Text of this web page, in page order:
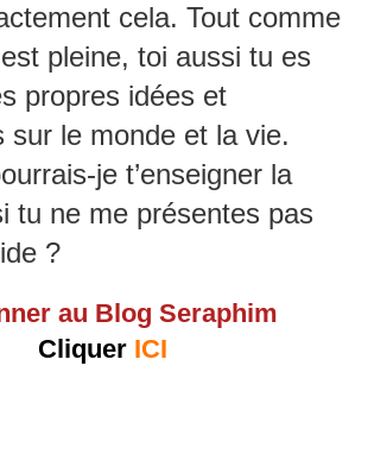
cela. Tout comme
pleine, toi aussi tu es
propres idées et
sur le monde et la vie.
je t’enseigner la
tu ne me présentes pas
?
au Blog Seraphim
Cliquer ICI